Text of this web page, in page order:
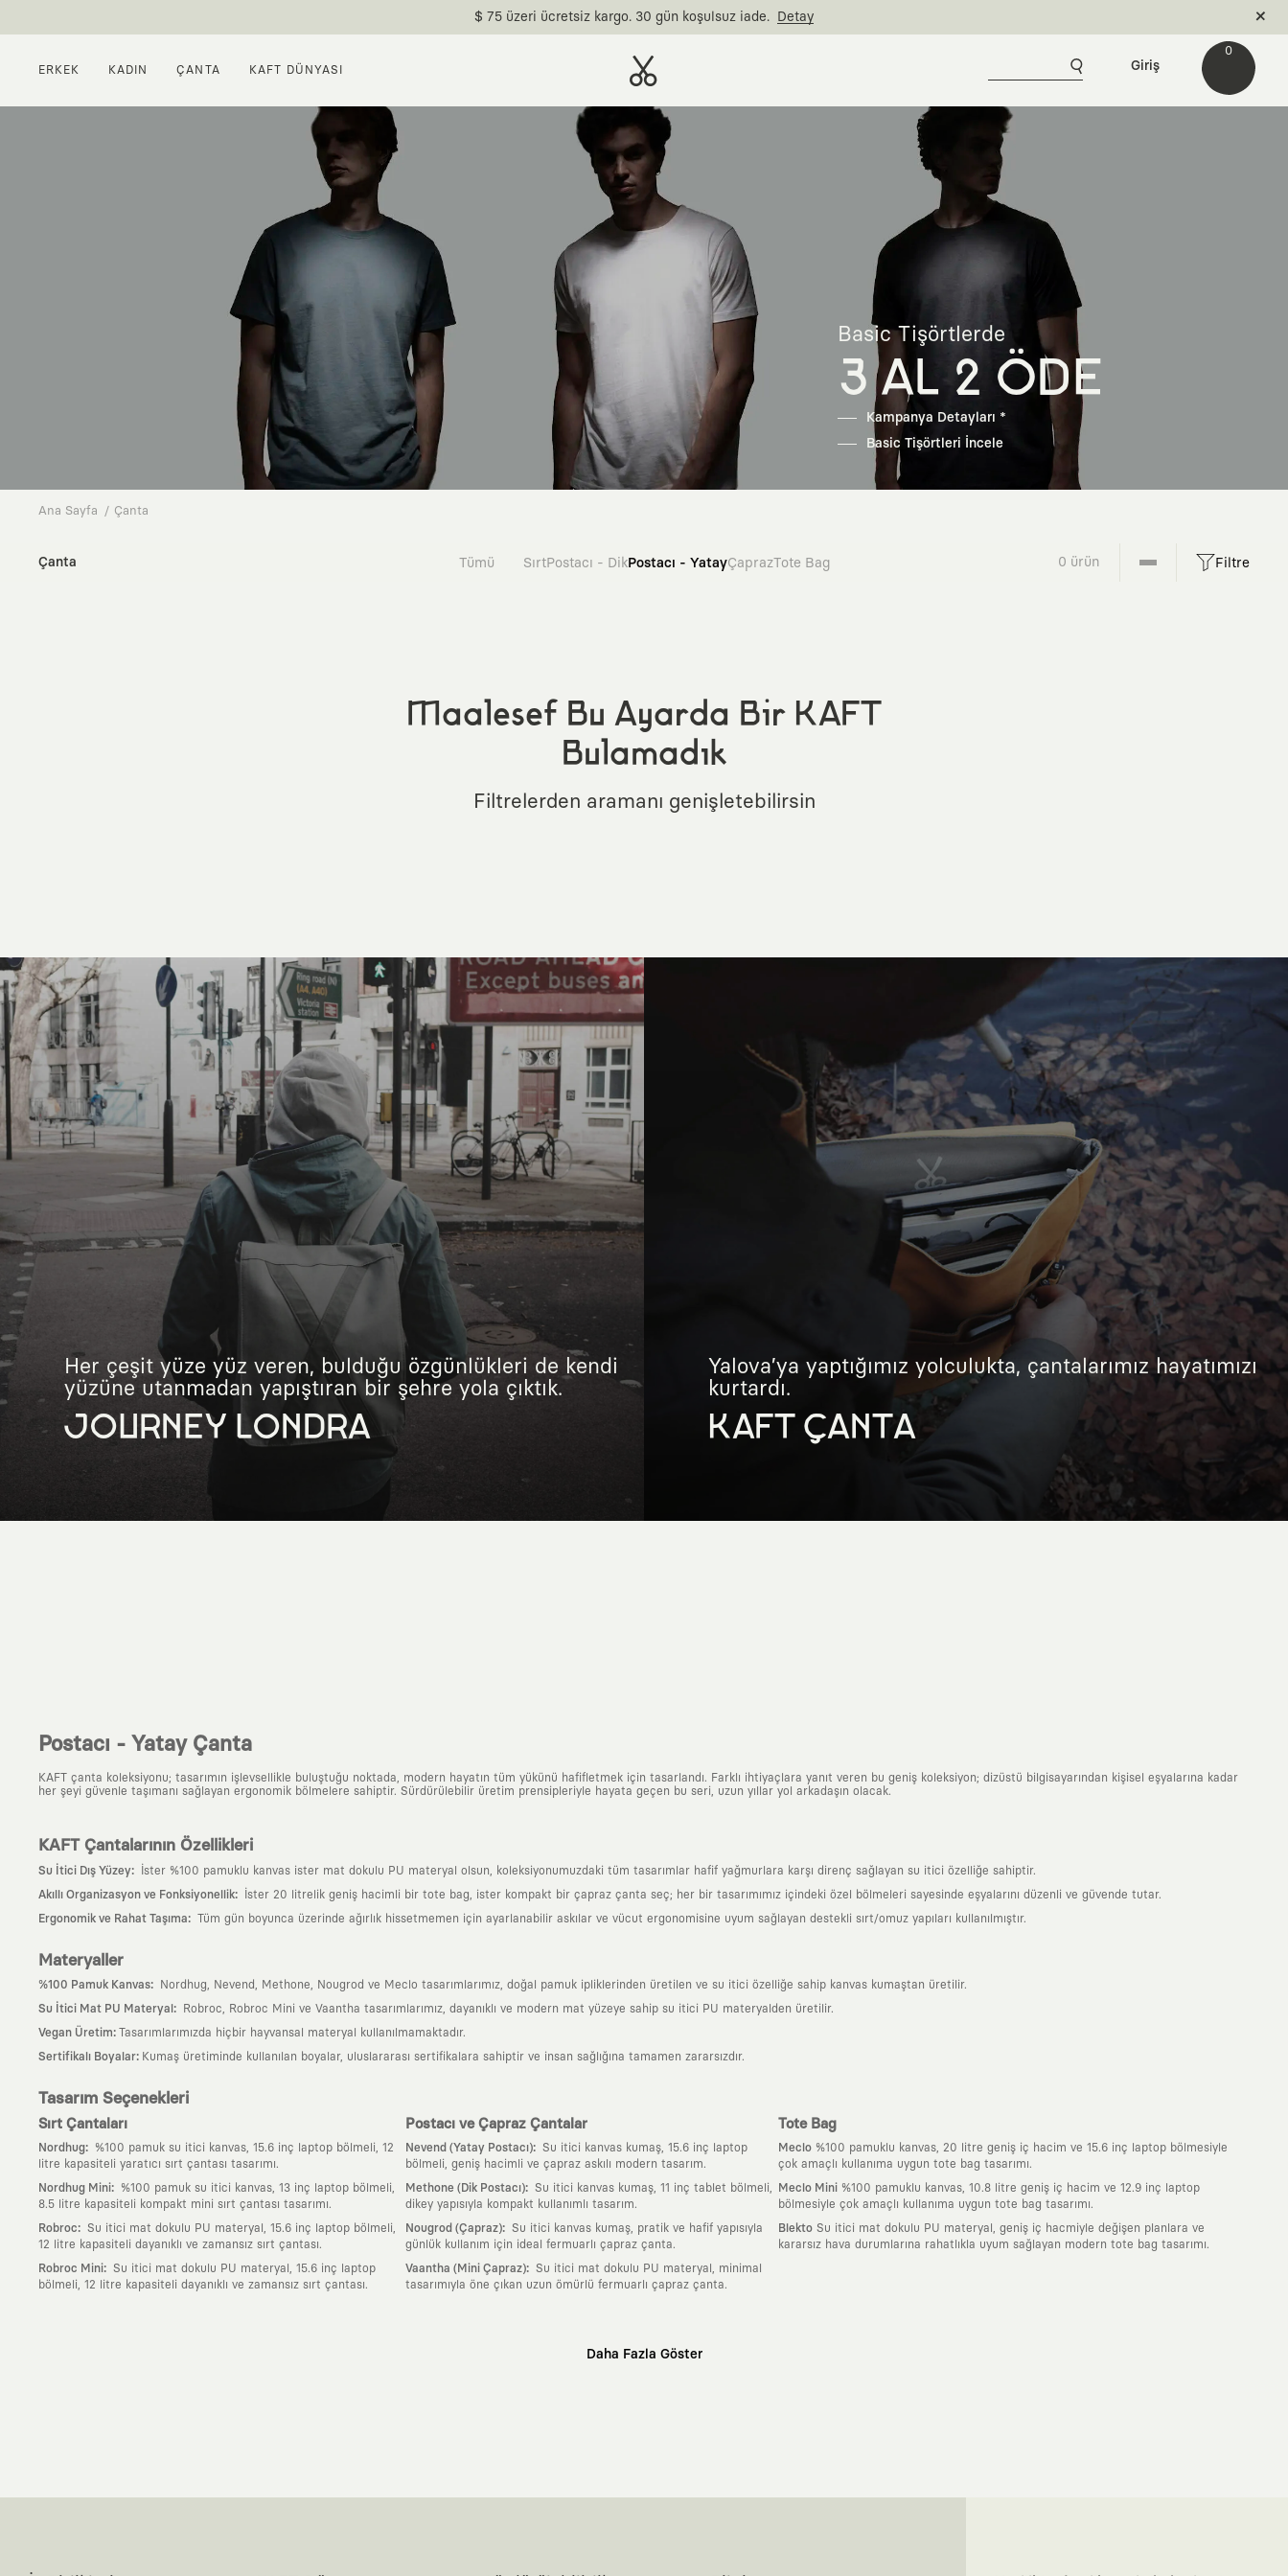
$ 75 üzeri ücretsiz kargo. 30 gün koşulsuz iade. Detay
ERKEK KADIN ÇANTA KAFT DÜNYASI
0
Giriş
Basic Tişörtlerde
3 AL 2 ÖDE
Kampanya Detayları *
Basic Tişörtleri İncele
Ana Sayfa Çanta
Çanta Tümü SırtPostacı - DikPostacı - YatayÇaprazTote Bag 0 ürün Filtre
Maalesef Bu Ayarda Bir KAFT
Bulamadık
Filtrelerden aramanı genişletebilirsin
Her çeşit yüze yüz veren, bulduğu özgünlükleri de kendi
yüzüne utanmadan yapıştıran bir şehre yola çıktık.
JOURNEY LONDRA
Yalova’ya yaptığımız yolculukta, çantalarımız hayatımızı
kurtardı.
KAFT ÇANTA
Postacı - Yatay Çanta
KAFT çanta koleksiyonu; tasarımın işlevsellikle buluştuğu noktada, modern hayatın tüm yükünü hafifletmek için tasarlandı. Farklı ihtiyaçlara yanıt veren bu geniş koleksiyon; dizüstü bilgisayarından kişisel eşyalarına kadar
her şeyi güvenle taşımanı sağlayan ergonomik bölmelere sahiptir. Sürdürülebilir üretim prensipleriyle hayata geçen bu seri, uzun yıllar yol arkadaşın olacak.
KAFT Çantalarının Özellikleri
Su İtici Dış Yüzey: İster %100 pamuklu kanvas ister mat dokulu PU materyal olsun, koleksiyonumuzdaki tüm tasarımlar hafif yağmurlara karşı direnç sağlayan su itici özelliğe sahiptir.
Akıllı Organizasyon ve Fonksiyonellik: İster 20 litrelik geniş hacimli bir tote bag, ister kompakt bir çapraz çanta seç; her bir tasarımımız içindeki özel bölmeleri sayesinde eşyalarını düzenli ve güvende tutar.
Ergonomik ve Rahat Taşıma: Tüm gün boyunca üzerinde ağırlık hissetmemen için ayarlanabilir askılar ve vücut ergonomisine uyum sağlayan destekli sırt/omuz yapıları kullanılmıştır.
Materyaller
%100 Pamuk Kanvas: Nordhug, Nevend, Methone, Nougrod ve Meclo tasarımlarımız, doğal pamuk ipliklerinden üretilen ve su itici özelliğe sahip kanvas kumaştan üretilir.
Su İtici Mat PU Materyal : Robroc, Robroc Mini ve Vaantha tasarımlarımız, dayanıklı ve modern mat yüzeye sahip su itici PU materyalden üretilir.
Vegan Üretim: Tasarımlarımızda hiçbir hayvansal materyal kullanılmamaktadır.
Sertifikalı Boyalar: Kumaş üretiminde kullanılan boyalar, uluslararası sertifikalara sahiptir ve insan sağlığına tamamen zararsızdır.
Tasarım Seçenekleri
Sırt Çantaları
Nordhug:
%100 pamuk su itici kanvas, 15.6 inç laptop bölmeli, 12
litre kapasiteli yaratıcı sırt çantası tasarımı.
Nordhug Mini:
%100 pamuk su itici kanvas, 13 inç laptop bölmeli,
8.5 litre kapasiteli kompakt mini sırt çantası tasarımı.
Robroc: Su itici mat dokulu PU materyal, 15.6 inç laptop bölmeli,
12 litre kapasiteli dayanıklı ve zamansız sırt çantası.
Robroc Mini: Su itici mat dokulu PU materyal, 15.6 inç laptop
bölmeli, 12 litre kapasiteli dayanıklı ve zamansız sırt çantası.
Postacı ve Çapraz Çantalar
Nevend (Yatay Postacı): Su itici kanvas kumaş, 15.6 inç laptop
bölmeli, geniş hacimli ve çapraz askılı modern tasarım.
Methone (Dik Postacı): Su itici kanvas kumaş, 11 inç tablet bölmeli,
dikey yapısıyla kompakt kullanımlı tasarım.
Nougrod (Çapraz): Su itici kanvas kumaş, pratik ve hafif yapısıyla
günlük kullanım için ideal fermuarlı çapraz çanta.
Vaantha (Mini Çapraz): Su itici mat dokulu PU materyal, minimal
tasarımıyla öne çıkan uzun ömürlü fermuarlı çapraz çanta.
Tote Bag
Meclo %100 pamuklu kanvas, 20 litre geniş iç hacim ve 15.6 inç laptop bölmesiyle
çok amaçlı kullanıma uygun tote bag tasarımı.
Meclo Mini %100 pamuklu kanvas, 10.8 litre geniş iç hacim ve 12.9 inç laptop
bölmesiyle çok amaçlı kullanıma uygun tote bag tasarımı.
Blekto Su itici mat dokulu PU materyal, geniş iç hacmiyle değişen planlara ve
kararsız hava durumlarına rahatlıkla uyum sağlayan modern tote bag tasarımı.
Daha Fazla Göster